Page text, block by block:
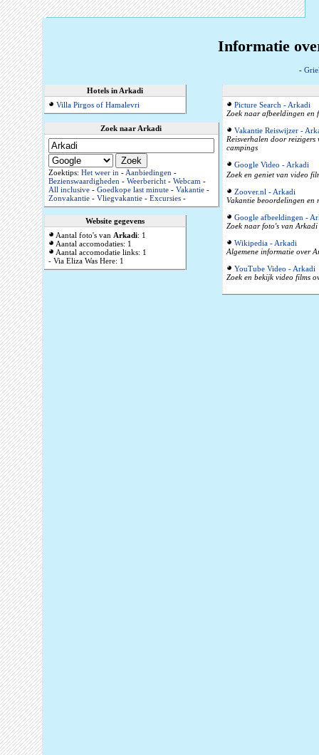
Informatie
-
Hotels in Arkadi
Villa Pirgos of Hamalevri
Zoek naar Arkadi
Zoektips: Het weer in-Aanbiedingen-
Bezienswaardigheden- Weerbericht- Webcam-
All inclusive- Goedkope last minute- Vakantie-
Zonvakantie- Vliegvakantie- Excursies-
Website gegevens
Aantal foto's van Arkadi: 1
Aantal accomodaties: 1
Aantal accomodatie links: 1
- Via Eliza Was Here: 1
Picture Search - Arkadi
Zoek naar afbeeldingen en
Vakantie Reiswijzer -
Reisverhalen door reizigers
campings
Google Video - Arkadi
Zoek en geniet van video
Zoover.nl - Arkadi
Vakantie beoordelingen en
Google afbeeldingen -
Zoek naar foto's van
Wikipedia - Arkadi
Algemene informatie over
YouTube Video - Arkadi
Zoek en bekijk video films